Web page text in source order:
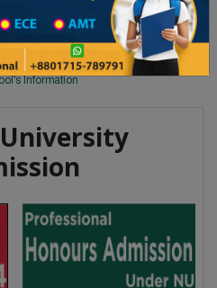
বিজ্ঞপ্তি ঢাকা বিশ্ববিদ্যালয় ২০২৫-২৬
School Category
Wise
High School List
Information